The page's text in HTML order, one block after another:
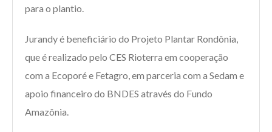
para o plantio.
Jurandy é beneficiário do Projeto Plantar Rondônia,
que é realizado pelo CES Rioterra em cooperação
com a Ecoporé e Fetagro, em parceria com a Sedam e
apoio financeiro do BNDES através do Fundo
Amazônia.